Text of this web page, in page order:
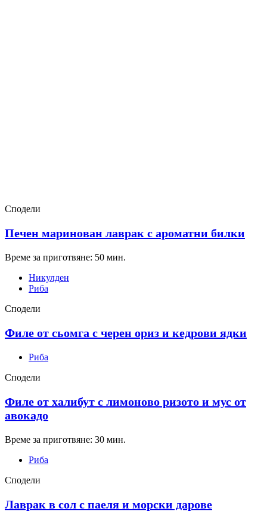
Сподели
Печен маринован лаврак с ароматни билки
Време за приготвяне: 50 мин.
Никулден
Риба
Сподели
Филе от сьомга с черен ориз и кедрови ядки
Риба
Сподели
Филе от халибут с лимоново ризото и мус от
авокадо
Време за приготвяне: 30 мин.
Риба
Сподели
Лаврак в сол с паеля и морски дарове